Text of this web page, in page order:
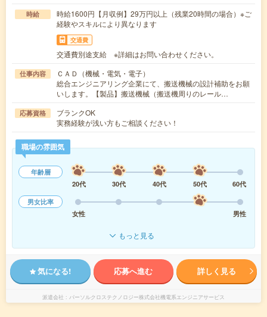
時給
時給1600円【月収例】29万円以上（残業20時間の場合）※ご
経験やスキルにより異なります
交通費
交通費別途支給 ※詳細はお問い合わせください。
仕事内容
ＣＡＤ（機械・電気・電子）
総合エンジニアリング企業にて、搬送機械の設計補助をお願
いします。【製品】搬送機械（搬送機周りのレール…
応募資格
ブランクOK
実務経験が浅い方もご相談ください！
職場の雰囲気
年齢層
20代
30代 40代 50代
60代
男女比率
女性
男性
もっと見る
気になる! 応募へ進む 詳しく見る
派遣会社 パーソルクロステクノロジー株式会社機電系エンジニアサービス